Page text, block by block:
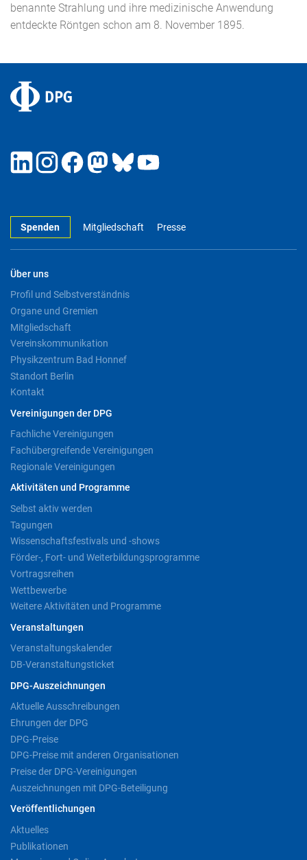
benannte Strahlung und ihre medizinische Anwendung
entdeckte Röntgen schon am 8. November 1895.
Spenden Mitgliedschaft Presse
Über uns
Profil und Selbstverständnis
Organe und Gremien
Mitgliedschaft
Vereinskommunikation
Physikzentrum Bad Honnef
Standort Berlin
Kontakt
Vereinigungen der DPG
Fachliche Vereinigungen
Fachübergreifende Vereinigungen
Regionale Vereinigungen
Aktivitäten und Programme
Selbst aktiv werden
Tagungen
Wissenschaftsfestivals und -shows
Förder-, Fort- und Weiterbildungsprogramme
Vortragsreihen
Wettbewerbe
Weitere Aktivitäten und Programme
Veranstaltungen
Veranstaltungskalender
DB-Veranstaltungsticket
DPG-Auszeichnungen
Aktuelle Ausschreibungen
Ehrungen der DPG
DPG-Preise
DPG-Preise mit anderen Organisationen
Preise der DPG-Vereinigungen
Auszeichnungen mit DPG-Beteiligung
Veröffentlichungen
Aktuelles
Publikationen